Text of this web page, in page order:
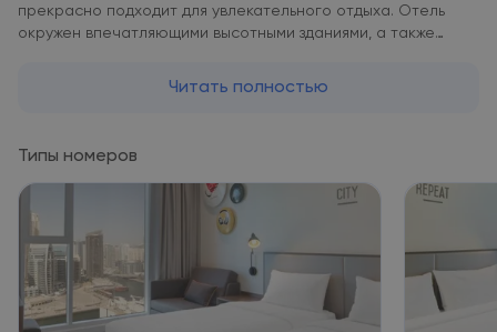
прекрасно подходит для увлекательного отдыха. Отель
окружен впечатляющими высотными зданиями, а также
которых Dubai Marina Mall. Отель находится неподалеку от
непосредственной близости от отеля расположены такие
деловые центры, как Dubai Media City, Dubai Internet City и
Jebel Ali Freezone. Каждый номер оснащен телевизором с
плоским экраном и кабельными каналами. В число удобств
всех номеров входит рабочий стол, принадлежности для
чая/кофе и диван-кровать, подходящий для ребенка.
Современная ванная комната с тропическим душем с
сильным напором воды укомплектована феном. На каждом
Читать полностью
Типы номеров